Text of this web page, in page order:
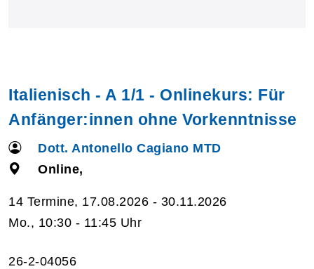
Italienisch - A 1/1 - Onlinekurs: Für
Anfänger:innen ohne Vorkenntnisse
Dott. Antonello Cagiano MTD
Online,
14 Termine, 17.08.2026 - 30.11.2026
Mo., 10:30 - 11:45 Uhr
26-2-04056